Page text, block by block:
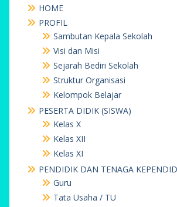
HOME
PROFIL
Sambutan Kepala Sekolah
Visi dan Misi
Sejarah Bediri Sekolah
Struktur Organisasi
Kelompok Belajar
PESERTA DIDIK (SISWA)
Kelas X
Kelas XII
Kelas XI
PENDIDIK DAN TENAGA
Guru
Tata Usaha / TU